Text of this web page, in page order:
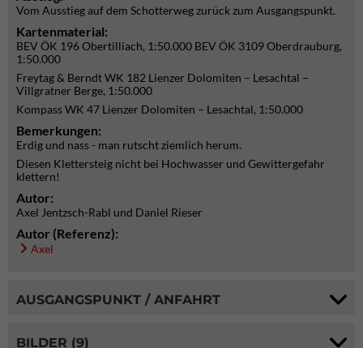
Vom Ausstieg auf dem Schotterweg zurück zum Ausgangspunkt.
Kartenmaterial:
BEV ÖK 196 Obertilliach, 1:50.000 BEV ÖK 3109 Oberdrauburg,
1:50.000
Freytag & Berndt WK 182 Lienzer Dolomiten – Lesachtal –
Villgratner Berge, 1:50.000
Kompass WK 47 Lienzer Dolomiten – Lesachtal, 1:50.000
Bemerkungen:
Erdig und nass - man rutscht ziemlich herum.
Diesen Klettersteig nicht bei Hochwasser und Gewittergefahr
klettern!
Autor:
Axel Jentzsch-Rabl und Daniel Rieser
Autor (Referenz):
Axel
AUSGANGSPUNKT / ANFAHRT
BILDER (9)